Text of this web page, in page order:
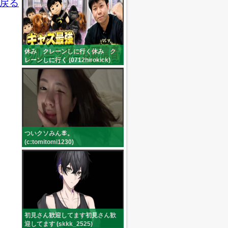
る
休み クレーンしに行く休み ク
レーンしに行く (0712hirokick)
ついクソみん🪰。
(c:tomitomi1230)
初見さん歓迎してます初見さん歓
迎してます (skkk_2525)